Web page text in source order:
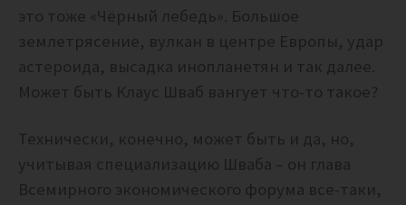
это тоже «Чёрный лебедь». Большое
землетрясение, вулкан в центре Европы, удар
астероида, высадка инопланетян и так далее.
Может быть Клаус Шваб вангует что-то такое?
Технически, конечно, может быть и да, но,
учитывая специализацию Шваба – он глава
Всемирного экономического форума все-таки,